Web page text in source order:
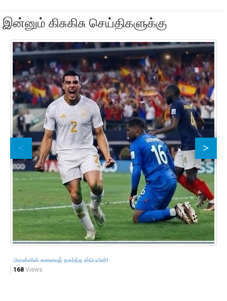
இன்னும் கிசுகிசு செய்திகளுக்கு
பிரான்ஸின் கனவைத் தகர்த்த ஸ்பெயின்!
168 Views